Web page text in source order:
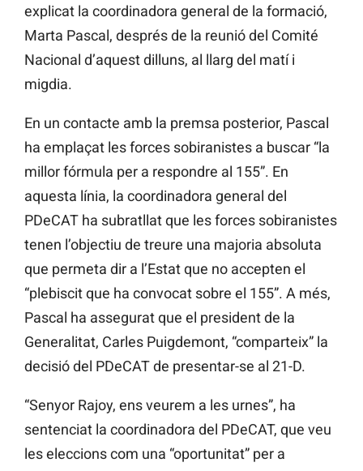
explicat la coordinadora general de la formació,
Marta Pascal, després de la reunió del Comité
Nacional d’aquest dilluns, al llarg del matí i
migdia.
En un contacte amb la premsa posterior, Pascal
ha emplaçat les forces sobiranistes a buscar “la
millor fórmula per a respondre al 155”. En
aquesta línia, la coordinadora general del
PDeCAT ha subratllat que les forces sobiranistes
tenen l’objectiu de treure una majoria absoluta
que permeta dir a l’Estat que no accepten el
“plebiscit que ha convocat sobre el 155”. A més,
Pascal ha assegurat que el president de la
Generalitat, Carles Puigdemont, “comparteix” la
decisió del PDeCAT de presentar-se al 21-D.
“Senyor Rajoy, ens veurem a les urnes”, ha
sentenciat la coordinadora del PDeCAT, que veu
les eleccions com una “oportunitat” per a